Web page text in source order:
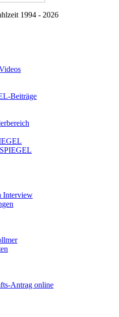
1994 - 2026
Beiträge
Interview
Antrag online